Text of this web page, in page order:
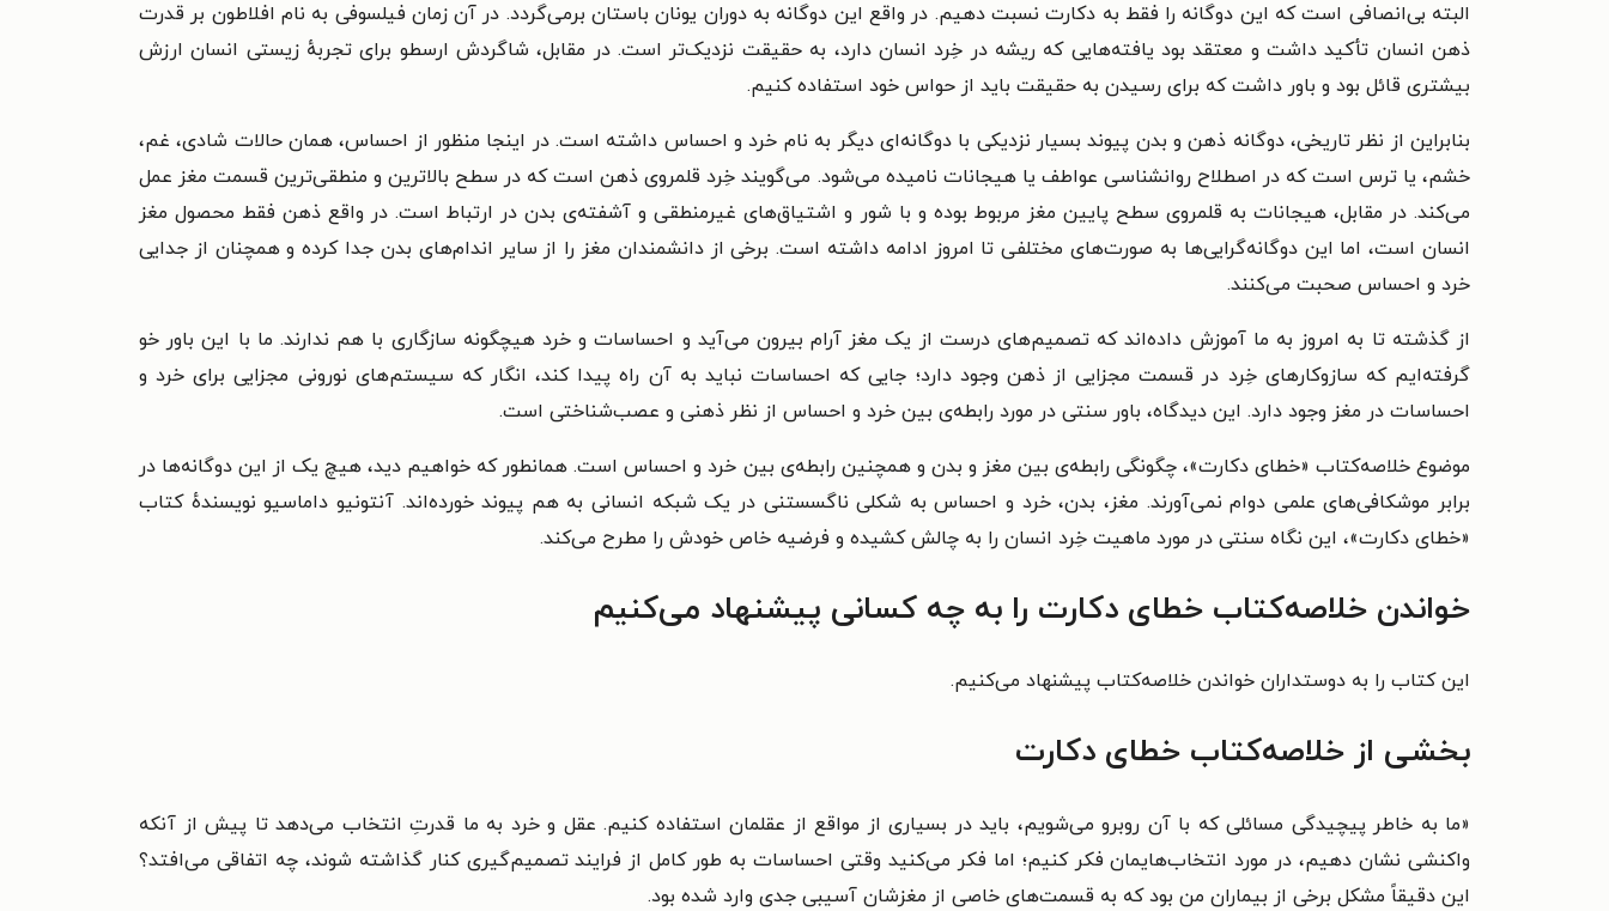
البته بی‌انصافی است که این دوگانه را فقط به دکارت نسبت دهیم. در واقع این دوگانه به دوران یونان باستان برمی‌گردد. در آن زمان فیلسوفی به نام افلاطون بر قدرت
ذهن انسان تأکید داشت و معتقد بود یافته‌هایی که ریشه در خِرد انسان دارد، به حقیقت نزدیک‌تر است. در مقابل، شاگردش ارسطو برای تجربهٔ زیستی انسان ارزش
بیشتری قائل بود و باور داشت که برای رسیدن به حقیقت باید از حواس خود استفاده کنیم.
بنابراین از نظر تاریخی، دوگانه‌ ذهن و بدن پیوند بسیار نزدیکی با دوگانه‌ای دیگر به نام خرد و احساس داشته است. در اینجا منظور از احساس، همان حالات شادی، غم،
خشم، یا ترس است که در اصطلاح روانشناسی عواطف یا هیجانات نامیده می‌شود. می‌گویند خِرد قلمروی ذهن است که در سطح‌ بالاترین و منطقی‌ترین قسمت مغز عمل
می‌کند. در مقابل، هیجانات به قلمروی سطح‌ پایین مغز مربوط بوده و با شور و اشتیاق‌های غیرمنطقی و آشفته‌ی بدن در ارتباط است. در واقع ذهن فقط محصول مغز
انسان است، اما این دوگانه‌گرایی‌ها به صورت‌های مختلفی تا امروز ادامه داشته است. برخی از دانشمندان مغز را از سایر اندام‌های بدن جدا کرده و همچنان از جدایی
خرد و احساس صحبت می‌کنند.
از گذشته تا به امروز به ما آموزش داده‌اند که تصمیم‌های درست از یک مغز آرام بیرون می‌آید و احساسات و خرد هیچگونه سازگاری با هم ندارند. ما با این باور خو
گرفته‌ایم که سازوکارهای خِرد در قسمت مجزایی از ذهن وجود دارد؛ جایی که احساسات نباید به آن راه پیدا کند، انگار که سیستم‌های نورونی مجزایی برای خرد و
احساسات در مغز وجود دارد. این دیدگاه، باور سنتی در مورد رابطه‌ی بین خرد و احساس از نظر ذهنی و عصب‌شناختی است.
موضوع خلاصه‌کتاب «خطای دکارت»، چگونگی رابطه‌ی بین مغز و بدن و همچنین رابطه‌ی بین خرد و احساس است. همانطور که خواهیم دید، هیچ یک از این دوگانه‌ها در
برابر موشکافی‌های علمی دوام نمی‌آورند. مغز، بدن، خرد و احساس به شکلی ناگسستنی در یک شبکه انسانی به هم پیوند خورده‌اند. آنتونیو داماسیو نویسنده‌ٔ کتاب
«خطای دکارت»، این نگاه سنتی در مورد ماهیت خِرد انسان را به چالش کشیده و فرضیه خاص خودش را مطرح می‌کند.
خواندن خلاصه‌کتاب خطای دکارت را به چه کسانی پیشنهاد می‌کنیم
این کتاب را به دوستداران خواندن خلاصه‌کتاب پیشنهاد می‌کنیم.
بخشی از خلاصه‌کتاب خطای دکارت
«ما به خاطر پیچیدگی مسائلی که با آن روبرو می‌شویم، باید در بسیاری از مواقع از عقلمان استفاده کنیم. عقل و خرد به ما قدرتِ انتخاب می‌دهد تا پیش از آنکه
واکنشی نشان دهیم، در مورد انتخاب‌هایمان فکر کنیم؛ اما فکر می‌کنید وقتی احساسات به طور کامل از فرایند تصمیم‌گیری کنار گذاشته شوند، چه اتفاقی می‌افتد؟
این دقیقاً مشکل برخی از بیماران من بود که به قسمت‌های خاصی از مغزشان آسیبی جدی وارد شده بود.